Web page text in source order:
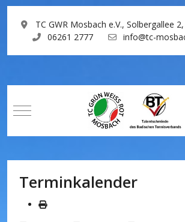
TC GWR Mosbach e.V., Solbergallee
06261 2777
info@tc-
Mobile Menu Toggle
Terminkalender